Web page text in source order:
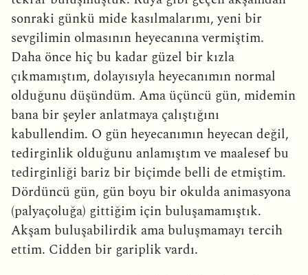
sonraki günkü mide kasılmalarımı, yeni bir
sevgilimin olmasının heyecanına vermiştim.
Daha önce hiç bu kadar güzel bir kızla
çıkmamıştım, dolayısıyla heyecanımın normal
olduğunu düşündüm. Ama üçüncü gün, midemin
bana bir şeyler anlatmaya çalıştığını
kabullendim. O gün heyecanımın heyecan değil,
tedirginlik olduğunu anlamıştım ve maalesef bu
tedirginliği bariz bir biçimde belli de etmiştim.
Dördüncü gün, gün boyu bir okulda animasyona
(palyaçoluğa) gittiğim için buluşamamıştık.
Akşam buluşabilirdik ama buluşmamayı tercih
ettim. Cidden bir gariplik vardı.